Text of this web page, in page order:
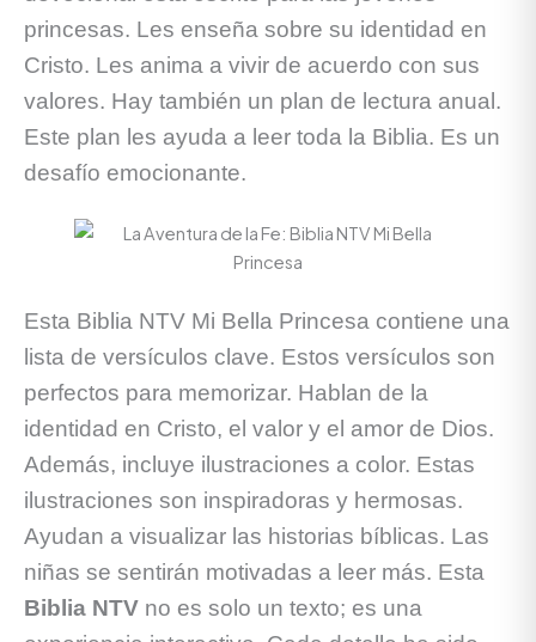
princesas. Les enseña sobre su identidad en
Cristo. Les anima a vivir de acuerdo con sus
valores. Hay también un plan de lectura anual.
Este plan les ayuda a leer toda la Biblia. Es un
desafío emocionante.
Esta Biblia NTV Mi Bella Princesa contiene una
lista de versículos clave. Estos versículos son
perfectos para memorizar. Hablan de la
identidad en Cristo, el valor y el amor de Dios.
Además, incluye ilustraciones a color. Estas
ilustraciones son inspiradoras y hermosas.
Ayudan a visualizar las historias bíblicas. Las
niñas se sentirán motivadas a leer más. Esta
Biblia NTV no es solo un texto; es una